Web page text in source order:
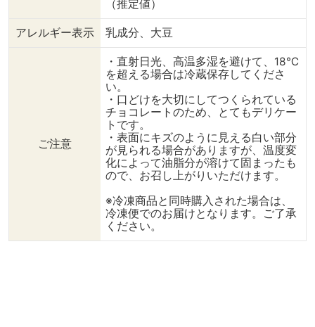
（推定値）
アレルギー表示 乳成分、大豆
ご注意
・直射日光、高温多湿を避けて、18℃
を超える場合は冷蔵保存してくださ
い。
・口どけを大切にしてつくられている
チョコレートのため、とてもデリケー
トです。
・表面にキズのように見える白い部分
が見られる場合がありますが、温度変
化によって油脂分が溶けて固まったも
ので、お召し上がりいただけます。
※冷凍商品と同時購入された場合は、
冷凍便でのお届けとなります。ご了承
ください。